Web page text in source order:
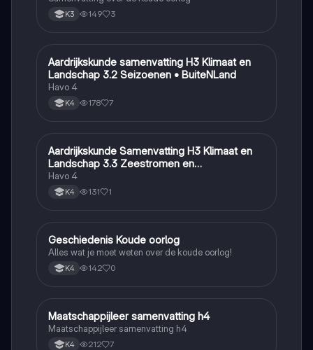
K3 149 3
Aardrijkskunde
Aardrijkskunde samenvatting H3 Klimaat en
Landschap 3.2 Seizoenen • BuiteNLand
Havo 4
K4 178 7
Aardrijkskunde
Aardrijkskunde Samenvatting H3 Klimaat en
Landschap 3.3 Zeestromen en
Klimaatgebieden • BuiteNLand
Havo 4
K4 131 1
Geschiedenis
Geschiedenis Koude oorlog
Alles wat je moet weten over de koude oorlog!
K4 142 0
Maatschappijleer
Maatschappijleer samenvatting h4
Maatschappijleer samenvatting h4
K4 212 7